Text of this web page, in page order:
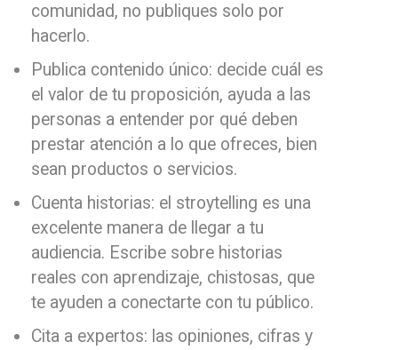
comunidad, no publiques solo por
hacerlo.
Publica contenido único: decide cuál es
el valor de tu proposición, ayuda a las
personas a entender por qué deben
prestar atención a lo que ofreces, bien
sean productos o servicios.
Cuenta historias: el stroytelling es una
excelente manera de llegar a tu
audiencia. Escribe sobre historias
reales con aprendizaje, chistosas, que
te ayuden a conectarte con tu público.
Cita a expertos: las opiniones, cifras y